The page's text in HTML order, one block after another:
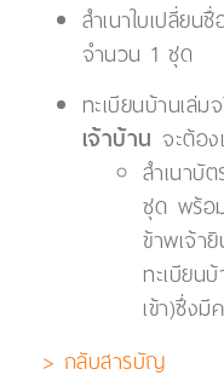
สำเนาใบเปลี่ย
จำนวน 1 ชุด
ทะเบียนบ้านเล่ม
เจ้าบ้าน จะต้อ
สำเนาบั
ชุด พร้อ
ข้าพเจ้า
ทะเบียน
เข้า)ซึ่งมี
> กลับสารบัญ